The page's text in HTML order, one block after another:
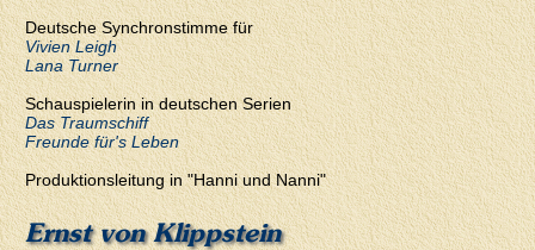
Deutsche Synchronstimme für
Vivien Leigh
Lana Turner
Schauspielerin in deutschen Serien
Das Traumschiff
Freunde für's Leben
Produktionsleitung in "Hanni und Nanni"
Ernst von Klippstein